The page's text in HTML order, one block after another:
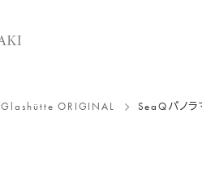
Glashütte ORIGINAL SeaQパノラ